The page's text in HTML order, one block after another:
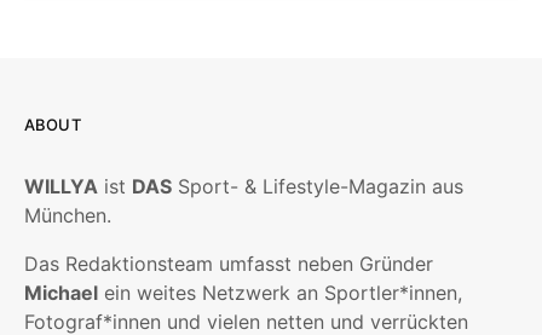
ABOUT
WILLYA ist DAS Sport- & Lifestyle-Magazin aus
München.
Das Redaktionsteam umfasst neben Gründer
Michael ein weites Netzwerk an Sportler*innen,
Fotograf*innen und vielen netten und verrückten